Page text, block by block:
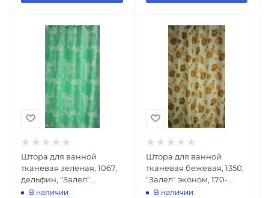
Штора для ванной
тканевая зеленая, 1067,
дельфин, "Залел"
эконом, 170-180*200
В наличии
Штора для ванной
тканевая бежевая, 1350,
"Залел" эконом, 170-
180*200
В наличии